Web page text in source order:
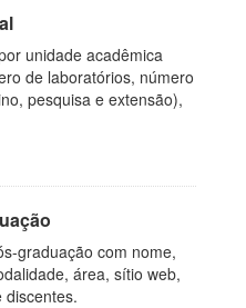
unidade acadêmica
de laboratórios, número
pesquisa e extensão),
graduação com nome,
área, sítio web,
discentes.